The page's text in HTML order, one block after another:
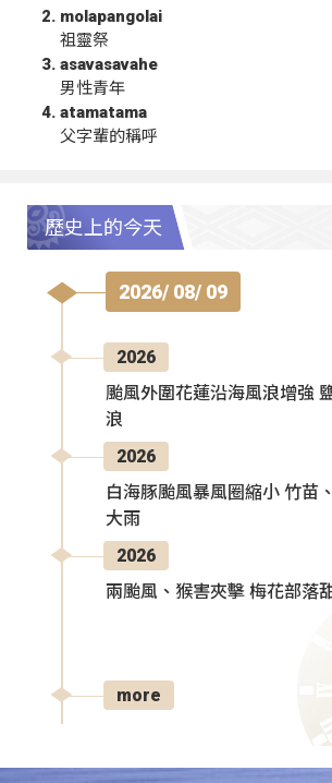
molapangolai
祖靈祭
asavasavahe
男性青年
atamatama
父字輩的稱呼
歷史上的今天
2026/ 08/ 09
2026
颱風外圍花蓮沿海風浪增強
浪
2026
白海豚颱風暴風圈縮小 竹苗
大雨
2026
兩颱風、猴害夾擊 梅花部落
more